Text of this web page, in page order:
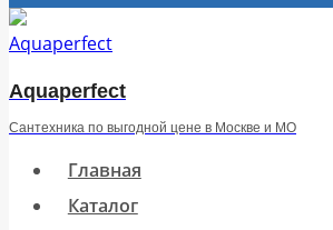
Aquaperfect
Сантехника по выгодной цене в Москве и МО
Главная
Каталог